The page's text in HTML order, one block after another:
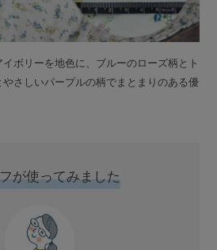
ボリーを地色に、ブルーのローズ柄とト
さしいパープルの柄でまとまりのある優
が使ってみました